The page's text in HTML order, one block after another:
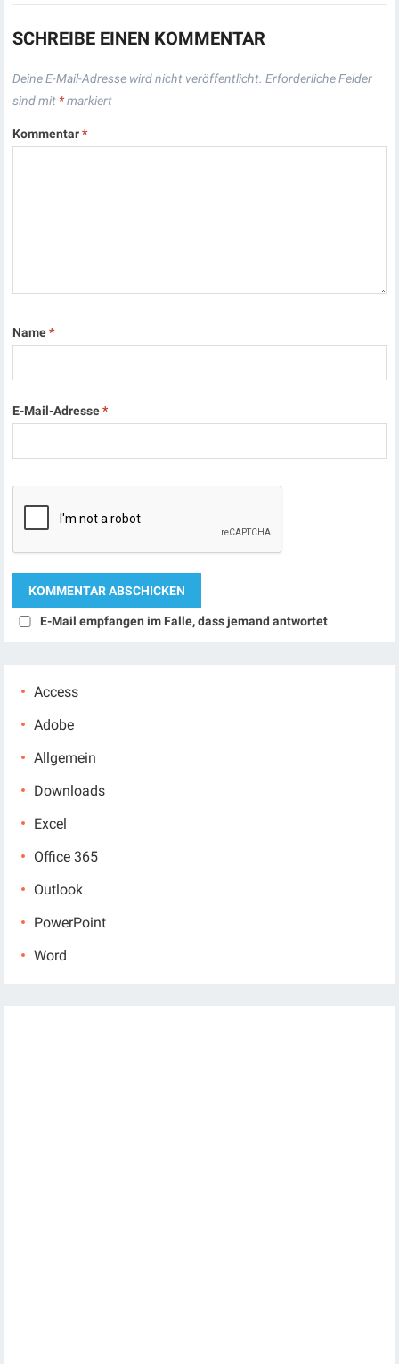
SCHREIBE EINEN KOMMENTAR
Deine E-Mail-Adresse wird nicht veröffentlicht. Erforderliche Felder
sind mit *markiert
Kommentar*
Name*
E-Mail-Adresse*
E-Mail empfangen im Falle, dass jemand antwortet
Access
Adobe
Allgemein
Downloads
Excel
Office 365
Outlook
PowerPoint
Word